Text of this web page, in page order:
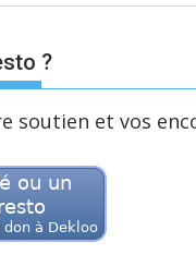
?
soutien et vos